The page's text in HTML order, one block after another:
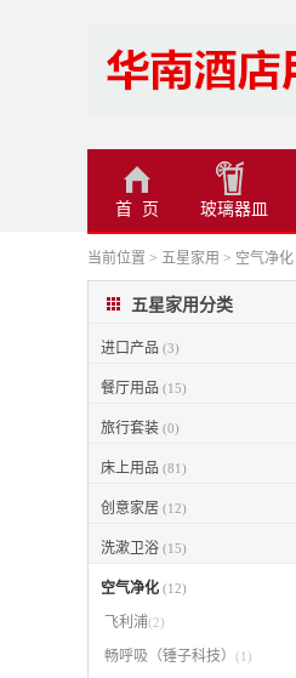
首 页 玻璃器皿
当前位置 > 五星家用 > 空气净化
五星家用分类
进口产品 (3)
餐厅用品 (15)
旅行套装 (0)
床上用品 (81)
创意家居 (12)
洗漱卫浴 (15)
空气净化 (12)
飞利浦(2)
畅呼吸（锤子科技） (1)